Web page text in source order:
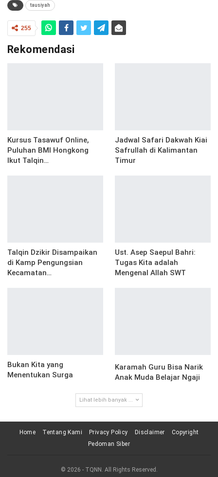
tausiyah
255
Rekomendasi
Kursus Tasawuf Online,
Puluhan BMI Hongkong
Ikut Talqin…
Jadwal Safari Dakwah Kiai
Safrullah di Kalimantan
Timur
Talqin Dzikir Disampaikan
di Kamp Pengungsian
Kecamatan…
Ust. Asep Saepul Bahri:
Tugas Kita adalah
Mengenal Allah SWT
Bukan Kita yang
Menentukan Surga
Karamah Guru Bisa Narik
Anak Muda Belajar Ngaji
Lihat lebih banyak ...
Home Tentang Kami Privacy Policy Disclaimer
Copyright
Pedoman Siber
© 2026 - TQNN. All Rights Reserved.